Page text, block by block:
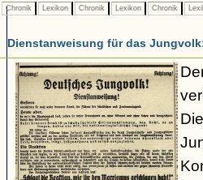
Chronik Lexikon Chronik Lexikon Chronik
Dienstanweisung für das